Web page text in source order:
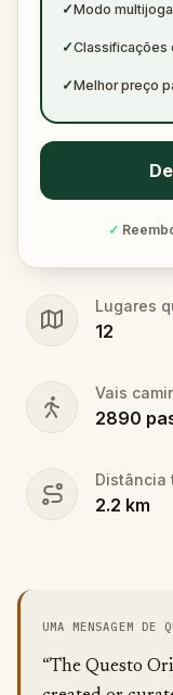
✓Modo
✓Classificações
✓Melhor preço
✓
Lugares
12
Vais
2890
Distância
2.2 km
UMA MENSAGEM DE
“The Questo